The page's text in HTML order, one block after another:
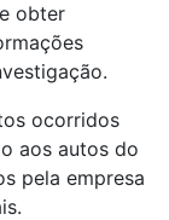
obter
ocorridos
aos autos do
pela empresa